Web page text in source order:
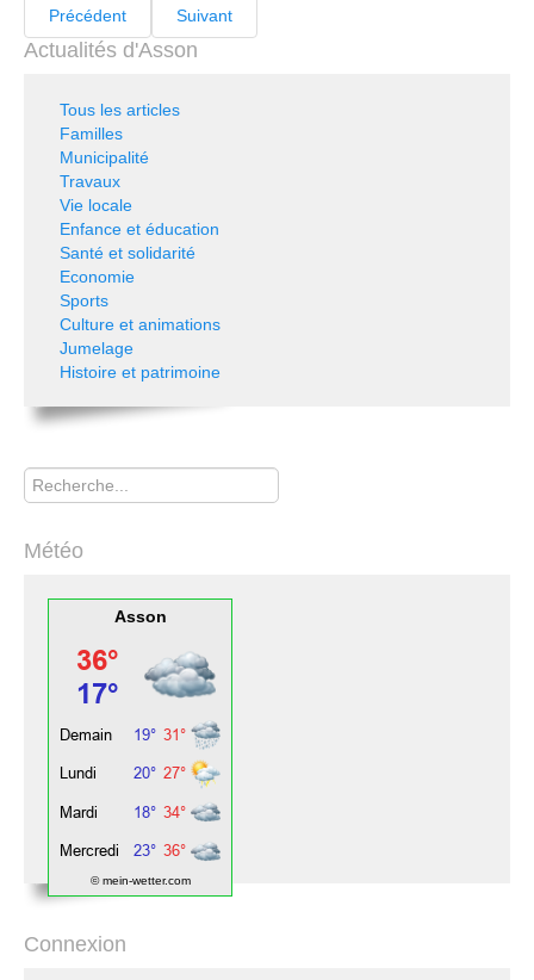
Précédent Suivant
Actualités d'Asson
Tous les articles
Familles
Municipalité
Travaux
Vie locale
Enfance et éducation
Santé et solidarité
Economie
Sports
Culture et animations
Jumelage
Histoire et patrimoine
Rechercher
Météo
Asson
© mein-wetter.com
Connexion